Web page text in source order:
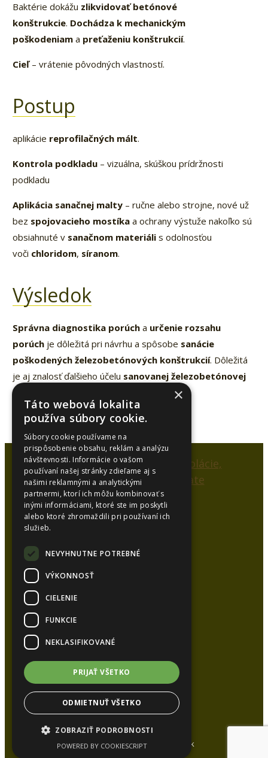
Baktérie dokážu zlikvidovať betónové
konštrukcie. Dochádza k mechanickým
poškodeniama preťaženiu konštrukcií.
Cieľ– vrátenie pôvodných vlastností.
Postup
aplikácie reprofilačných mált.
Kontrola podkladu– vizuálna, skúškou prídržnosti
podkladu
Aplikácia sanačnej malty – ručne alebo strojne, nové už
bez spojovacieho mostíkaa ochrany výstuže nakoľko sú
obsiahnuté vsanačnom materiális odolnosťou
voči chloridom, síranom.
Výsledok
Správna diagnostika porúcha určenie rozsahu
porúchje dôležitá pri návrhu a spôsobe sanácie
poškodených železobetónových konštrukcií. Dôležitá
je aj znalosť ďalšieho účelu sanovanej železobetónovej
konštrukcie
SYNCOL, s.r.o.
038 15 Karlová
www.pur-izolacie.sk
All rights reserved www.syncol.sk
×
Táto webová lokalita
používa súbory cookie.
Súbory cookie používame na
prispôsobenie obsahu, reklám a analýzu
návštevnosti. Informácie o vašom
používaní našej stránky zdieľame aj s
našimi reklamnými a analytickými
partnermi, ktorí ich môžu kombinovať s
inými informáciami, ktoré ste im poskytli
alebo ktoré zhromaždili pri používaní ich
služieb.
NEVYHNUTNE POTREBNÉ
VÝKONNOSŤ
CIELENIE
FUNKCIE
NEKLASIFIKOVANÉ
PRIJAŤ VŠETKO
ODMIETNUŤ VŠETKO
ZOBRAZIŤ PODROBNOSTI
POWERED BY COOKIESCRIPT